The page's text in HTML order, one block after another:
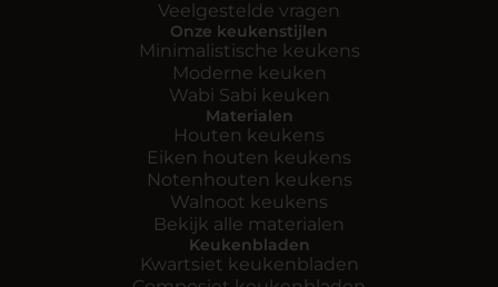
Veelgestelde vragen
Onze keukenstijlen
Minimalistische keukens
Moderne keuken
Wabi Sabi keuken
Materialen
Houten keukens
Eiken houten keukens
Notenhouten keukens
Walnoot keukens
Bekijk alle materialen
Keukenbladen
Kwartsiet keukenbladen